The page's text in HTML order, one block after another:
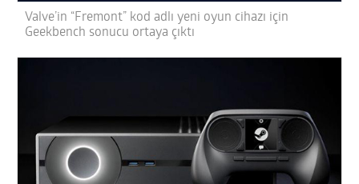
Valve’in “Fremont” kod adlı yeni oyun cihazı için
Geekbench sonucu ortaya çıktı